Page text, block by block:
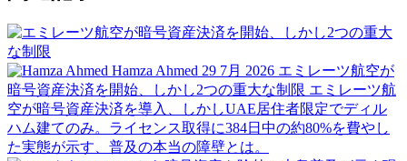
Hamza Ahmed 29 7月 2026 エミレーツ航空が
暗号資産決済を開始、しかし2つの重大な制限 エミレーツ航
空が暗号資産決済を導入、しかしUAE居住者限定でディル
ハム建てのみ。ライセンス取得に384日中の約80%を費やし
た実態が示す、普及の本当の障壁とは。